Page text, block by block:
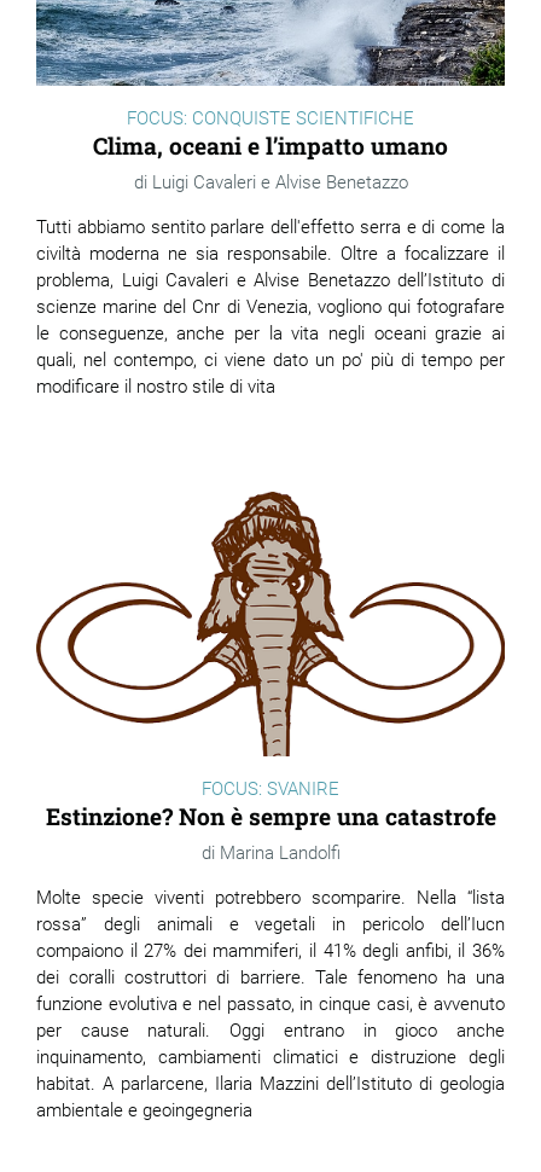
FOCUS: CONQUISTE SCIENTIFICHE
Clima, oceani e l’impatto umano
Luigi Cavaleri e Alvise Benetazzo
Tutti abbiamo sentito parlare dell'effetto serra e di come la
civiltà moderna ne sia responsabile. Oltre a focalizzare il
problema, Luigi Cavaleri e Alvise Benetazzo dell’Istituto di
scienze marine del Cnr di Venezia, vogliono qui fotografare
le conseguenze, anche per la vita negli oceani grazie ai
quali, nel contempo, ci viene dato un po' più di tempo per
modificare il nostro stile di vita
FOCUS: SVANIRE
Estinzione? Non è sempre una catastrofe
Marina Landolfi
Molte specie viventi potrebbero scomparire. Nella “lista
rossa” degli animali e vegetali in pericolo dell’Iucn
compaiono il 27% dei mammiferi, il 41% degli anfibi, il 36%
dei coralli costruttori di barriere. Tale fenomeno ha una
funzione evolutiva e nel passato, in cinque casi, è avvenuto
per cause naturali. Oggi entrano in gioco anche
inquinamento, cambiamenti climatici e distruzione degli
habitat. A parlarcene, Ilaria Mazzini dell’Istituto di geologia
ambientale e geoingegneria